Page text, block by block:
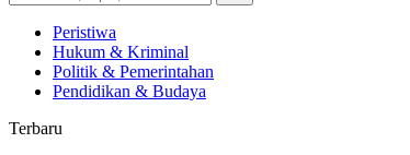
Cari
Peristiwa
Hukum & Kriminal
Politik & Pemerintahan
Pendidikan & Budaya
Terbaru